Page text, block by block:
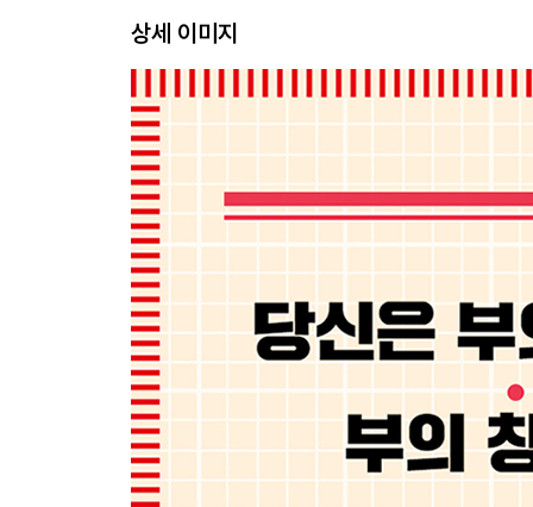
좋은 기업은 이렇게 고르라
펀드투자도 좋은 대안이다
오래 보유하라
에필로그 지금 당장 시작하라
부록 자주 듣는 주식투자에 관한 질문들
상세 이미지